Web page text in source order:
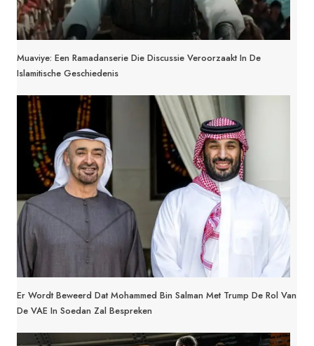
Muaviye: Een Ramadanserie Die Discussie Veroorzaakt In De
Islamitische Geschiedenis
Er Wordt Beweerd Dat Mohammed Bin Salman Met Trump De Rol Van
De VAE In Soedan Zal Bespreken